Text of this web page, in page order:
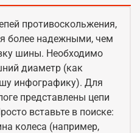
противоскольжения,
более надежными, чем
шины. Необходимо
диаметр (как
инфографику). Для
представлены цепи
вставьте в поиске:
колеса (например,